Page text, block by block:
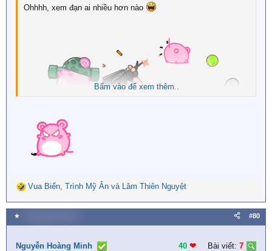
Ohhhh, xem đạn ai nhiều hơn nào
Hehehe
Bấm vào để xem thêm..
R
e
a
c
i
Vua Biển, Trình Mỹ Ân và Lâm Thiên Nguyệt
★ #80
Nguyễn Hoàng Minh 40 ❤︎ Bài viết: 7